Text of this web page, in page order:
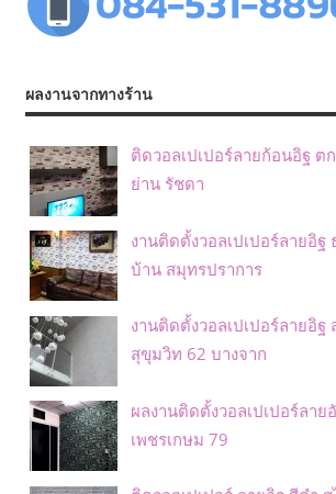
ผลงานจากทางร้าน
ติดวอลเปเปอร์ลายก้อนอิฐ
ย่าน รัชดา
งานติดตั้งวอลเปเปอร์ลายอิฐ
บ้าน สมุทรปราการ
งานติดตั้งวอลเปเปอร์ลายอิ
สุขุมวิท 62 บางจาก
ผลงานติดตั้งวอลเปเปอร์ลาย
เพชรเกษม 79